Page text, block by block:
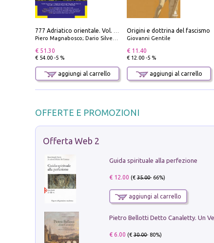
Piero Magnabosco; Dario Silvestro; Marco Sbrizzi
€ 51.30
€ 54.00 -5 %
aggiungi al carrello
Origini e dottrina del fascismo
Giovanni Gentile
€ 11.40
€ 12.00 -5 %
aggiungi al carrello
OFFERTE E PROMOZIONI
Offerta Web 2
Guida spirituale alla perfezione
€ 12.00 (€35.00- 66%)
aggiungi al carrello
€ 6.00 (€30.00- 80%)